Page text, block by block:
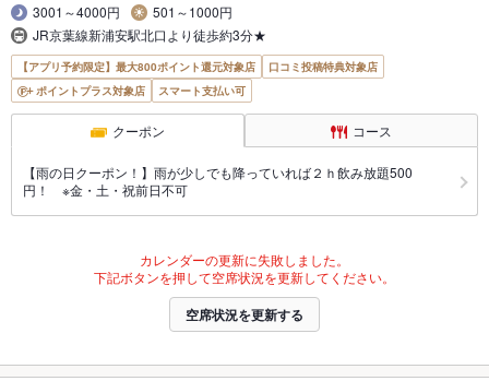
3001～4000円
501～1000円
JR京葉線新浦安駅北口より徒歩約3分★
【アプリ予約限定】最大800ポイント還元対象店
口コミ投稿特典対象店
ポイントプラス対象店
スマート支払い可
クーポン コース
【雨の日クーポン！】雨が少しでも降っていれば２ｈ飲み放題500
円！ ※金・土・祝前日不可
カレンダーの更新に失敗しました。
下記ボタンを押して空席状況を更新してください。
空席状況を更新する